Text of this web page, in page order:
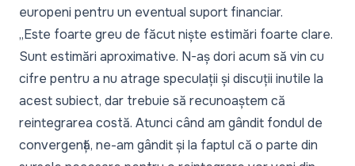
europeni pentru un eventual suport financiar.
„Este foarte greu de făcut niște estimări foarte clare.
Sunt estimări aproximative. N-aș dori acum să vin cu
cifre pentru a nu atrage speculații și discuții inutile la
acest subiect, dar trebuie să recunoaștem că
reintegrarea costă. Atunci când am gândit fondul de
convergență, ne-am gândit și la faptul că o parte din